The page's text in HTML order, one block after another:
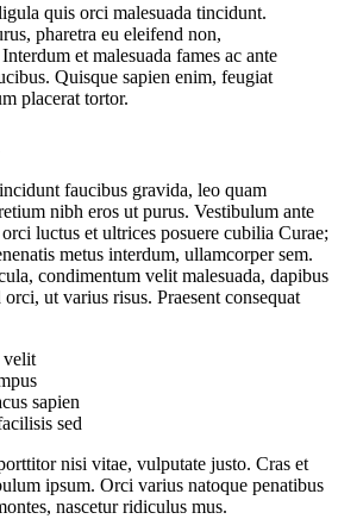
quis orci malesuada tincidunt.
pharetra eu eleifend non,
et malesuada fames ac ante
Quisque sapien enim, feugiat
placerat tortor.
faucibus gravida, leo quam
nibh eros ut purus. Vestibulum ante
luctus et ultrices posuere cubilia Curae;
metus interdum, ullamcorper sem.
condimentum velit malesuada, dapibus
ut varius risus. Praesent consequat
velit
sapien
sed
nisi vitae, vulputate justo. Cras et
ipsum. Orci varius natoque penatibus
nascetur ridiculus mus.